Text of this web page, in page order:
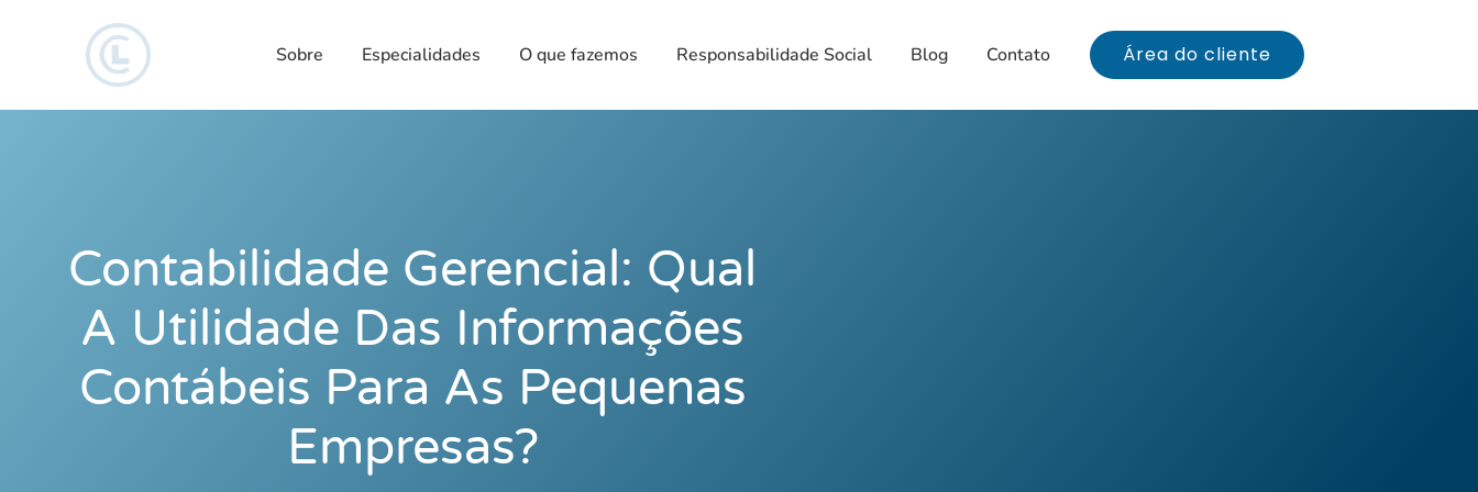
Sobre Especialidades O que fazemos Responsabilidade Social Blog Contato Área do cliente
Contabilidade Gerencial: Qual
A Utilidade Das Informações
Contábeis Para As Pequenas
Empresas?